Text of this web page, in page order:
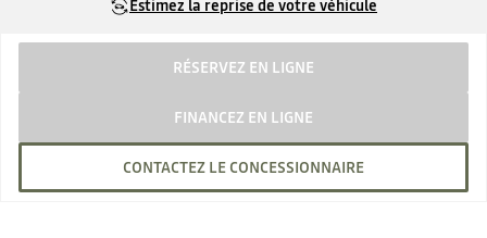
Estimez la reprise de votre véhicule
RÉSERVEZ EN LIGNE
FINANCEZ EN LIGNE
CONTACTEZ LE CONCESSIONNAIRE